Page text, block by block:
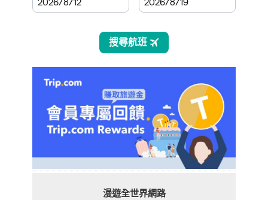
漫遊全世界網路